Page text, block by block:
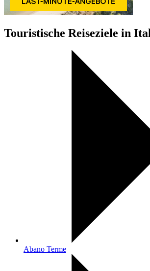
Touristische Reiseziele in
Abano Terme